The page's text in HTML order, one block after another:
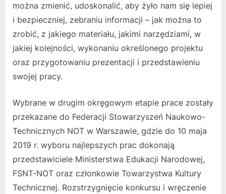
można zmienić, udoskonalić, aby żyło nam się lepiej
i bezpieczniej, zebraniu informacji – jak można to
zrobić, z jakiego materiału, jakimi narzędziami, w
jakiej kolejności, wykonaniu określonego projektu
oraz przygotowaniu prezentacji i przedstawieniu
swojej pracy.
Wybrane w drugim okręgowym etapie prace zostały
przekazane do Federacji Stowarzyszeń Naukowo-
Technicznych NOT w Warszawie, gdzie do 10 maja
2019 r. wyboru najlepszych prac dokonają
przedstawiciele Ministerstwa Edukacji Narodowej,
FSNT-NOT oraz członkowie Towarzystwa Kultury
Technicznej. Rozstrzygnięcie konkursu i wręczenie